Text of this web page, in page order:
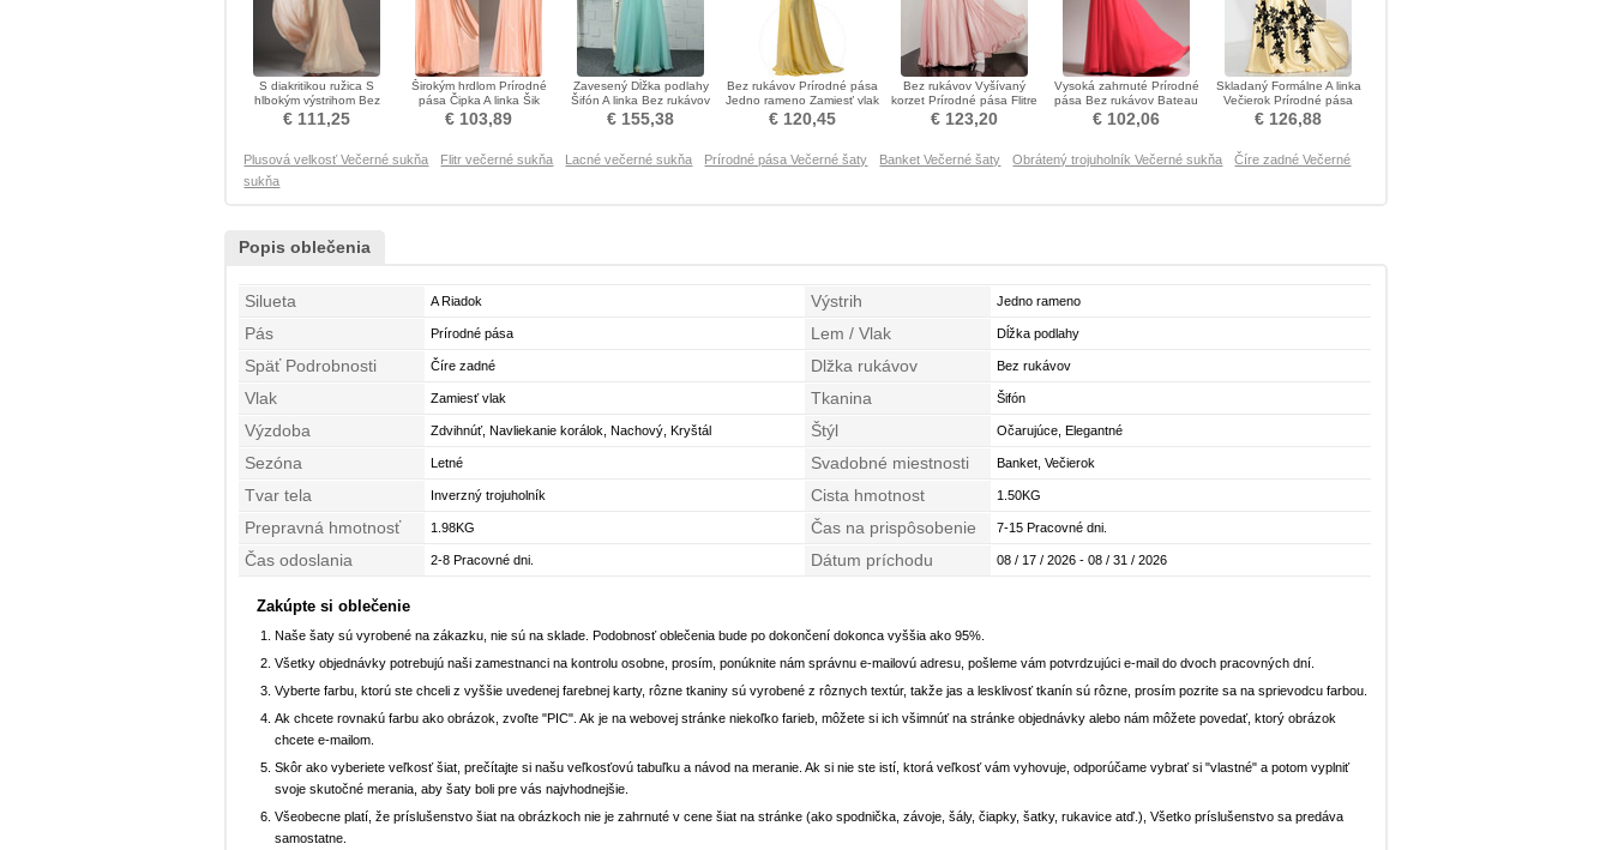
S diakritikou ružica S
hlbokým výstrihom Bez
rukávov Večerné šaty
€ 111,25
Širokým hrdlom Prírodné
pása Čipka A linka Šik
Chýbať Večerné šaty
€ 103,89
Zavesený Dĺžka podlahy
Šifón A linka Bez rukávov
Večerné šaty
€ 155,38
Bez rukávov Prírodné pása
Jedno rameno Zamiesť vlak
Večerné šaty
€ 120,45
Bez rukávov Vyšívaný
korzet Prírodné pása Flitre
Večerné šaty
€ 123,20
Vysoká zahrnuté Prírodné
pása Bez rukávov Bateau
Večerné šaty
€ 102,06
Skladaný Formálne A linka
Večierok Prírodné pása
Večerné šaty
€ 126,88
Plusová velkosť Večerné sukňa Flitr večerné sukňa Lacné večerné sukňa Prírodné pása Večerné šaty Banket Večerné šaty Obrátený trojuholník Večerné sukňa
Číre zadné Večerné
sukňa
Popis oblečenia
Silueta A Riadok Výstrih Jedno rameno
Pás Prírodné pása Lem / Vlak Dĺžka podlahy
Späť Podrobnosti Číre zadné Dlžka rukávov Bez rukávov
Vlak Zamiesť vlak Tkanina Šifón
Výzdoba Zdvihnúť, Navliekanie korálok, Nachový, Kryštál Štýl Očarujúce, Elegantné
Sezóna Letné Svadobné miestnosti Banket, Večierok
Tvar tela Inverzný trojuholník Cista hmotnost 1.50KG
Prepravná hmotnosť 1.98KG Čas na prispôsobenie 7-15 Pracovné dni.
Čas odoslania 2-8 Pracovné dni. Dátum príchodu 08 / 17 / 2026 - 08 / 31 / 2026
Zakúpte si oblečenie
Naše šaty sú vyrobené na zákazku, nie sú na sklade. Podobnosť oblečenia bude po dokončení dokonca vyššia ako 95%.
Všetky objednávky potrebujú naši zamestnanci na kontrolu osobne, prosím, ponúknite nám správnu e-mailovú adresu, pošleme vám potvrdzujúci e-mail do dvoch pracovných dní.
Vyberte farbu, ktorú ste chceli z vyššie uvedenej farebnej karty, rôzne tkaniny sú vyrobené z rôznych textúr, takže jas a lesklivosť tkanín sú rôzne, prosím pozrite sa na sprievodcu farbou.
Ak chcete rovnakú farbu ako obrázok, zvoľte "PIC". Ak je na webovej stránke niekoľko farieb, môžete si ich všimnúť na stránke objednávky alebo nám môžete povedať, ktorý obrázok
chcete e-mailom.
Skôr ako vyberiete veľkosť šiat, prečítajte si našu veľkosťovú tabuľku a návod na meranie. Ak si nie ste istí, ktorá veľkosť vám vyhovuje, odporúčame vybrať si "vlastné" a potom vyplniť
svoje skutočné merania, aby šaty boli pre vás najvhodnejšie.
Všeobecne platí, že príslušenstvo šiat na obrázkoch nie je zahrnuté v cene šiat na stránke (ako spodnička, závoje, šály, čiapky, šatky, rukavice atď.), Všetko príslušenstvo sa predáva
samostatne.